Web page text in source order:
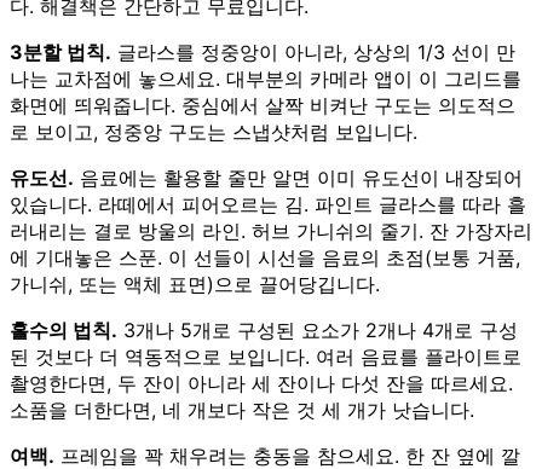
다. 해결책은 간단하고 무료입니다.
3분할 법칙. 글라스를 정중앙이 아니라, 상상의 1/3 선이 만
나는 교차점에 놓으세요. 대부분의 카메라 앱이 이 그리드를
화면에 띄워줍니다. 중심에서 살짝 비켜난 구도는 의도적으
로 보이고, 정중앙 구도는 스냅샷처럼 보입니다.
유도선. 음료에는 활용할 줄만 알면 이미 유도선이 내장되어
있습니다. 라떼에서 피어오르는 김. 파인트 글라스를 따라 흘
러내리는 결로 방울의 라인. 허브 가니쉬의 줄기. 잔 가장자리
에 기대놓은 스푼. 이 선들이 시선을 음료의 초점(보통 거품,
가니쉬, 또는 액체 표면)으로 끌어당깁니다.
홀수의 법칙. 3개나 5개로 구성된 요소가 2개나 4개로 구성
된 것보다 더 역동적으로 보입니다. 여러 음료를 플라이트로
촬영한다면, 두 잔이 아니라 세 잔이나 다섯 잔을 따르세요.
소품을 더한다면, 네 개보다 작은 것 세 개가 낫습니다.
여백. 프레임을 꽉 채우려는 충동을 참으세요. 한 잔 옆에 깔